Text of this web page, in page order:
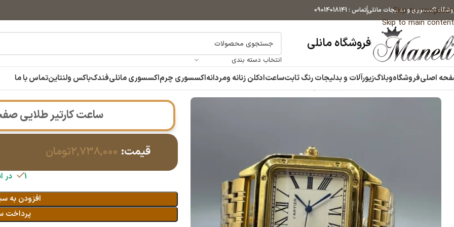
Skip to navigation
Skip to main content
اکسسوری و بدلیجات مانلیتماس : 09014018141
فروشگاه مانلی
انتخاب دسته بندی
اصلیفروشگاهوبلاگزیورآلات و بدلیجات رنگ ثابتساعتادکلن زنانه ومردانهاکسسوری چرماکسسوری مانلیفندکباکس ولنتاینتماس با ما
ساعت ساعت زنانه ساعت کارتیر طلایی صفحه سفید|14040798
ساعت کارتیر طلایی صفحه
قیمت: ۲,۷۳۸,۰۰۰تومان
1 در انبار
افزودن به
پرداخت